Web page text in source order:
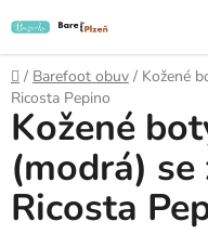
na
obsah
Domů
/ Barefoot obuv / Kožené
Ricosta Pepino
Kožené
(modrá)
Ricosta